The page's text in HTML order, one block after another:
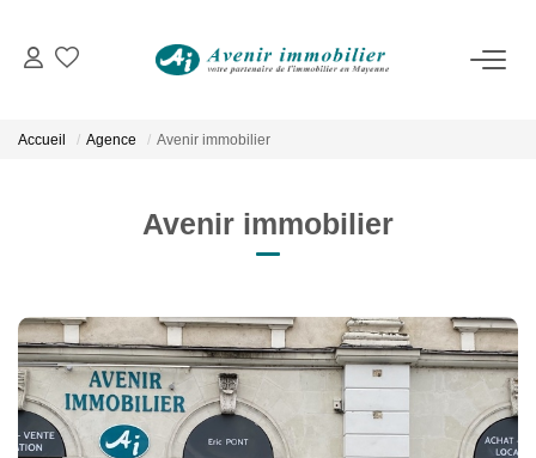
VENTES
Immobilier D'entreprise
ESTIMATION
Accueil Agence Avenir immobilier
Avenir immobilier